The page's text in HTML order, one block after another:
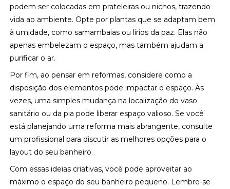
podem ser colocadas em prateleiras ou nichos, trazendo
vida ao ambiente. Opte por plantas que se adaptam bem
à umidade, como samambaias ou lírios da paz. Elas não
apenas embelezam o espaço, mas também ajudam a
purificar o ar.
Por fim, ao pensar em reformas, considere como a
disposição dos elementos pode impactar o espaço. Às
vezes, uma simples mudança na localização do vaso
sanitário ou da pia pode liberar espaço valioso. Se você
está planejando uma reforma mais abrangente, consulte
um profissional para discutir as melhores opções para o
layout do seu banheiro.
Com essas ideias criativas, você pode aproveitar ao
máximo o espaço do seu banheiro pequeno. Lembre-se